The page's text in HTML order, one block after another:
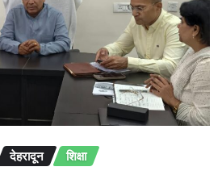
देहरादून शिक्षा